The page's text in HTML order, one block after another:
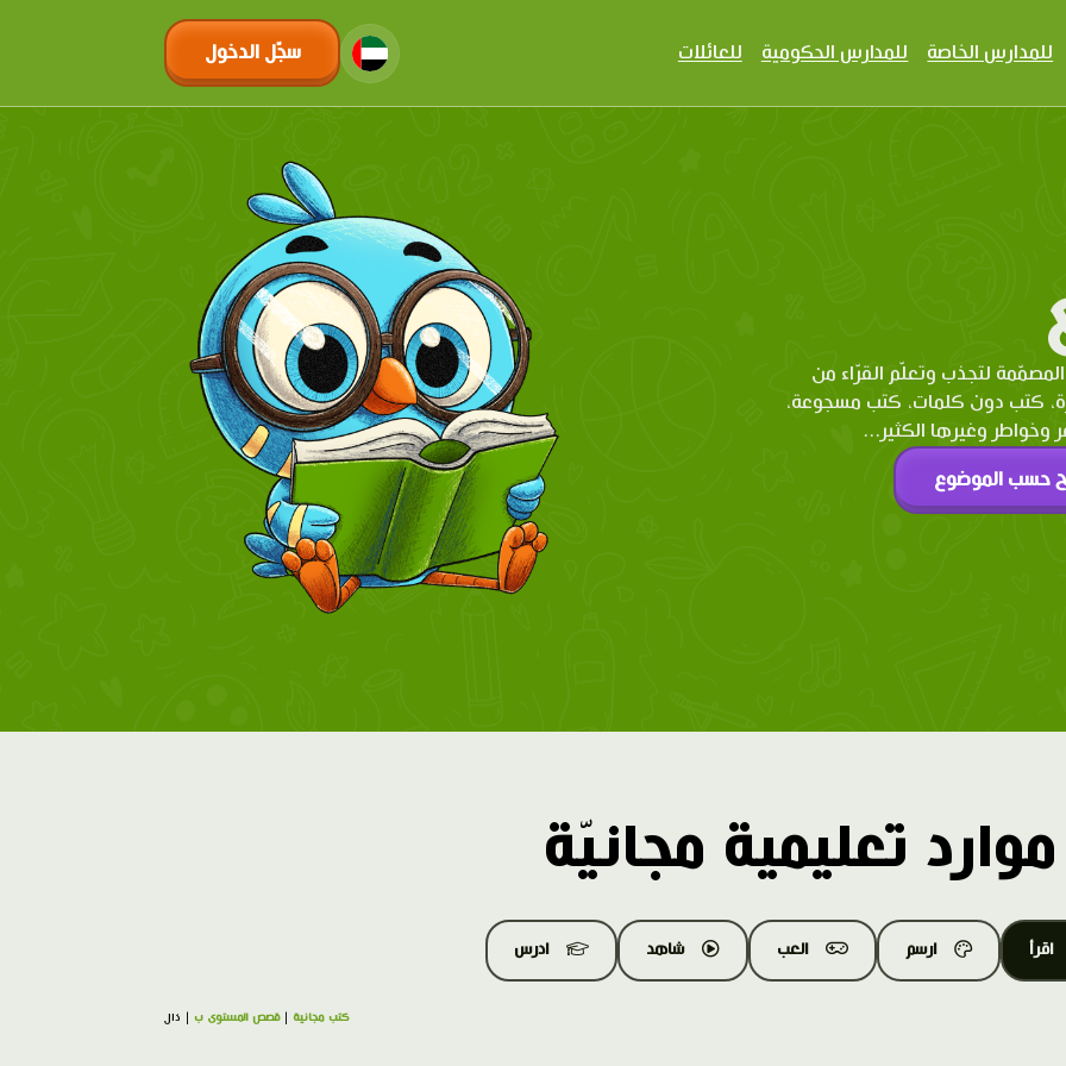
للمدارس الخاصة للمدارس الحكومية للعائلات سجّل الدخول
المصمّمة لتجذب وتعلّم القرّاء من
كتب دون كلمات، كتب مسجوعة،
وغيرها الكثير...
حسب الموضوع
موارد تعليمية مجانيّة
اقرأ ارسم العب شاهد ادرس
كتب مجانية |قصص المستوى ب | ذال